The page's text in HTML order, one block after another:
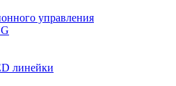
управления
линейки